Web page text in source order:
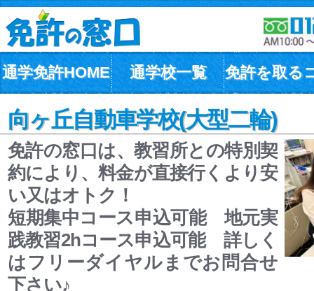
通学免許HOME 通学校一覧 免許を取る
向ヶ丘自動車学校(大型二輪)
免許の窓口は、教習所との特別契
約により、料金が直接行くより安
い又はオトク！
短期集中コース申込可能 地元実
践教習2hコース申込可能 詳しく
はフリーダイヤルまでお問合せ
下さい♪